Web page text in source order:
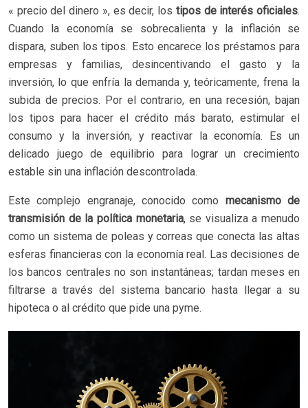
« precio del dinero », es decir, los tipos de interés oficiales.
Cuando la economía se sobrecalienta y la inflación se
dispara, suben los tipos. Esto encarece los préstamos para
empresas y familias, desincentivando el gasto y la
inversión, lo que enfría la demanda y, teóricamente, frena la
subida de precios. Por el contrario, en una recesión, bajan
los tipos para hacer el crédito más barato, estimular el
consumo y la inversión, y reactivar la economía. Es un
delicado juego de equilibrio para lograr un crecimiento
estable sin una inflación descontrolada.
Este complejo engranaje, conocido como mecanismo de
transmisión de la política monetaria, se visualiza a menudo
como un sistema de poleas y correas que conecta las altas
esferas financieras con la economía real. Las decisiones de
los bancos centrales no son instantáneas; tardan meses en
filtrarse a través del sistema bancario hasta llegar a su
hipoteca o al crédito que pide una pyme.